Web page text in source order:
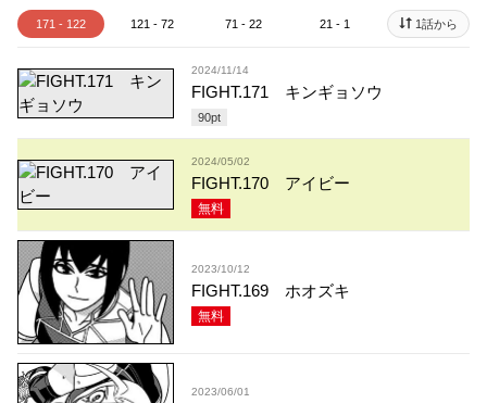
171 - 122 121 - 72 71 - 22 21 - 1 1話から
2024/11/14
FIGHT.171 キンギョソウ
90pt
2024/05/02
FIGHT.170 アイビー
無料
2023/10/12
FIGHT.169 ホオズキ
無料
2023/06/01